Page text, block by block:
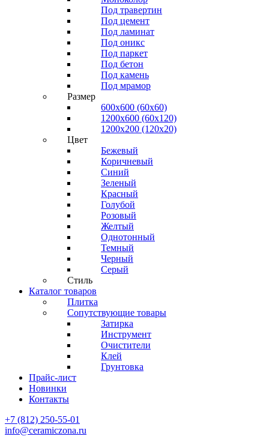
Под травертин
Под цемент
Под ламинат
Под оникс
Под паркет
Под бетон
Под камень
Под мрамор
Размер
600х600 (60х60)
1200х600 (60х120)
1200х200 (120x20)
Цвет
Бежевый
Коричневый
Синий
Зеленый
Красный
Голубой
Розовый
Желтый
Однотонный
Темный
Черный
Серый
Стиль
Каталог товаров
Плитка
Сопутствующие товары
Затирка
Инструмент
Очистители
Клей
Грунтовка
Прайс-лист
Новинки
Контакты
+7 (812) 250-55-01
info@ceramiczona.ru